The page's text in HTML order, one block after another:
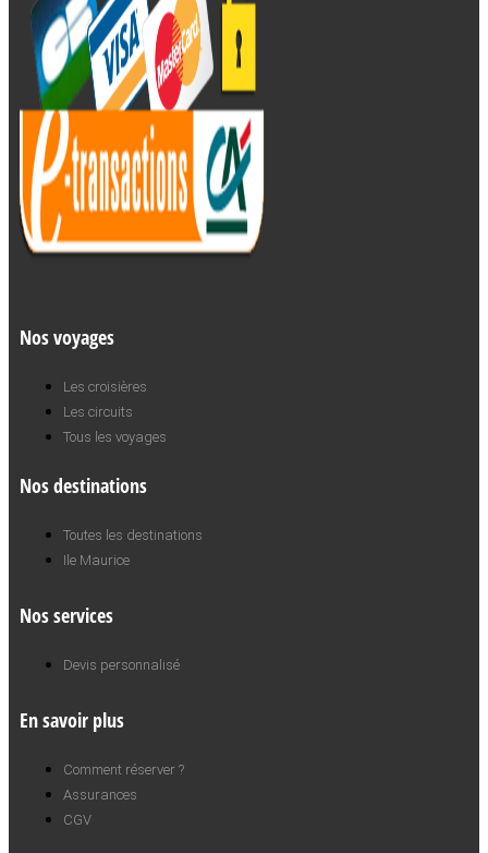
Nos voyages
Les croisières
Les circuits
Tous les voyages
Nos destinations
Toutes les destinations
Ile Maurice
Nos services
Devis personnalisé
En savoir plus
Comment réserver ?
Assurances
CGV